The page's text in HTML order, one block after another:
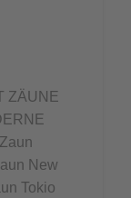
ZÄUNE
New
Tokio